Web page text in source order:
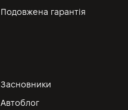
Подовжена гарантія
Засновники
Автоблог